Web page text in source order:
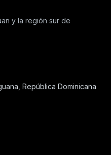
y la región sur de
República Dominicana